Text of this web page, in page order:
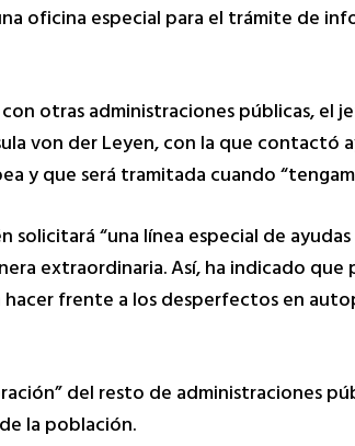
oficina especial para el trámite de
otras administraciones públicas, el
von der Leyen, con la que contactó
y que será tramitada cuando
“una línea especial de
extraordinaria. Así, ha indicado
frente a los desperfectos en
del resto de administraciones
la población.